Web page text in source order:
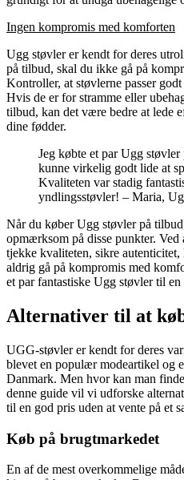
Ingen kompromis med komforten
Ugg støvler er kendt for deres
på tilbud, skal du ikke gå på
Kontroller, at støvlerne passer
Hvis de er for stramme eller
tilbud, kan det være bedre at lede
dine fødder.
Jeg købte et par Ugg
kunne virkelig godt lide at
Kvaliteten var stadig
yndlingsstøvler! – Maria,
Når du køber Ugg støvler på
opmærksom på disse punkter.
tjekke kvaliteten, sikre
aldrig gå på kompromis med
et par fantastiske Ugg støvler til en
Alternativer til at
UGG-støvler er kendt for deres
blevet en populær modeartikel og
Danmark. Men hvor kan man
denne guide vil vi udforske
til en god pris uden at vente på et
Køb på brugtmarkedet
En af de mest overkommelige